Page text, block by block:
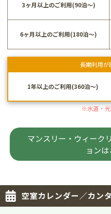
3ヶ月以上のご利用(90泊～)
6ヶ月以上のご利用(180泊～)
長期利用が
1年以上のご利用(360泊～)
※水道・光
マンスリー・ウィーク
ョン
空室カレンダー／カン